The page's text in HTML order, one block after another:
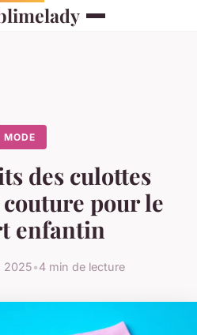
MODE
des culottes
pour le
enfantin
2025•4 min de lecture